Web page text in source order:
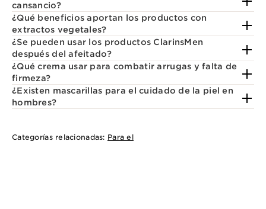
cansancio?
¿Qué beneficios aportan los productos con
extractos vegetales?
¿Se pueden usar los productos ClarinsMen
después del afeitado?
¿Qué crema usar para combatir arrugas y falta de
firmeza?
¿Existen mascarillas para el cuidado de la piel en
hombres?
Categorías relacionadas: Para el